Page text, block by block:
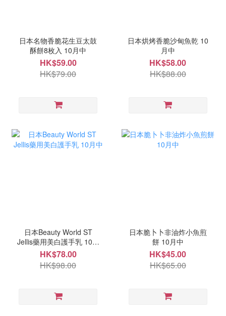
日本名物香脆花生豆太鼓
酥餅8枚入 10月中
HK$59.00
HK$79.00
日本烘烤香脆沙甸魚乾 10
月中
HK$58.00
HK$88.00
日本Beauty World ST
Jellis藥用美白護手乳 10月
中
HK$78.00
HK$98.00
日本脆卜卜非油炸小魚煎
餅 10月中
HK$45.00
HK$65.00